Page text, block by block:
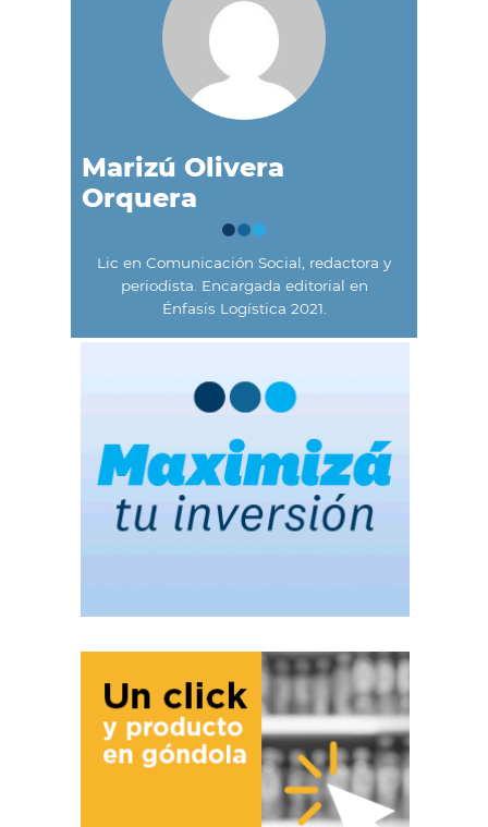
Marizú Olivera
Orquera
Lic en Comunicación Social, redactora y
periodista. Encargada editorial en
Énfasis Logística 2021.